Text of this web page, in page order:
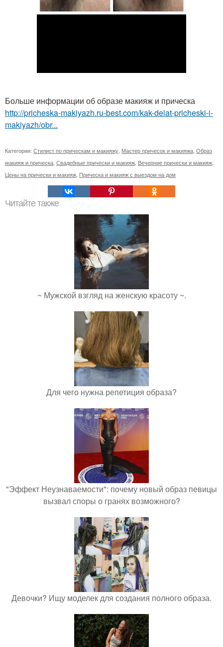
Больше информации об образе макияж и прическа
http://pricheska-makiyazh.ru-best.com/kak-delat-pricheski-i-
makiyazh/obr...
Категории: Стилист по прическам и макияжу Мастер причесок и макияжа Образ
макияж и прическа Свадебные прически и макияж Вечерние прически и макияж
Цены на прически и макияж Прическа и макияж с выездом на дом
Читайте также
~ Мужской взгляд на женскую красоту ~.
Для чего нужна репетиция образа?
"Эффект Неузнаваемости": почему новый образ певицы
вызвал споры о гранях возможного?
Девочки? Ищу моделек для создания полного образа.